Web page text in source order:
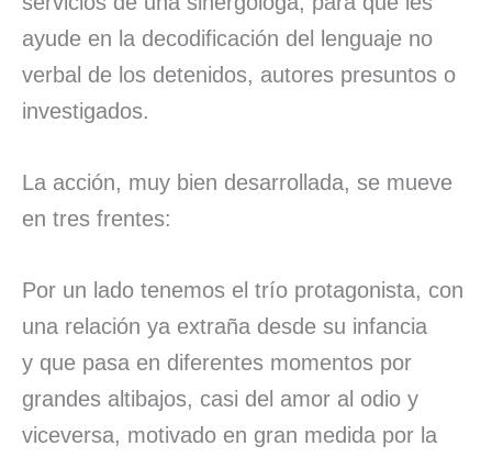
ayude en la decodificación del lenguaje no
verbal de los detenidos, autores presuntos o
investigados.
La acción, muy bien desarrollada, se mueve
en tres frentes:
Por un lado tenemos el trío protagonista, con
una relación ya extraña desde su infancia
y que pasa en diferentes momentos por
grandes altibajos, casi del amor al odio y
viceversa, motivado en gran medida por la